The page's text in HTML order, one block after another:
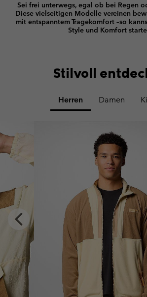
Sei frei unterwegs, egal ob bei Regen
Diese vielseitigen Modelle vereinen
mit entspanntem Tragekomfort –so
Style und Komfort
Stilvoll
Herren Damen
Previous
Slide